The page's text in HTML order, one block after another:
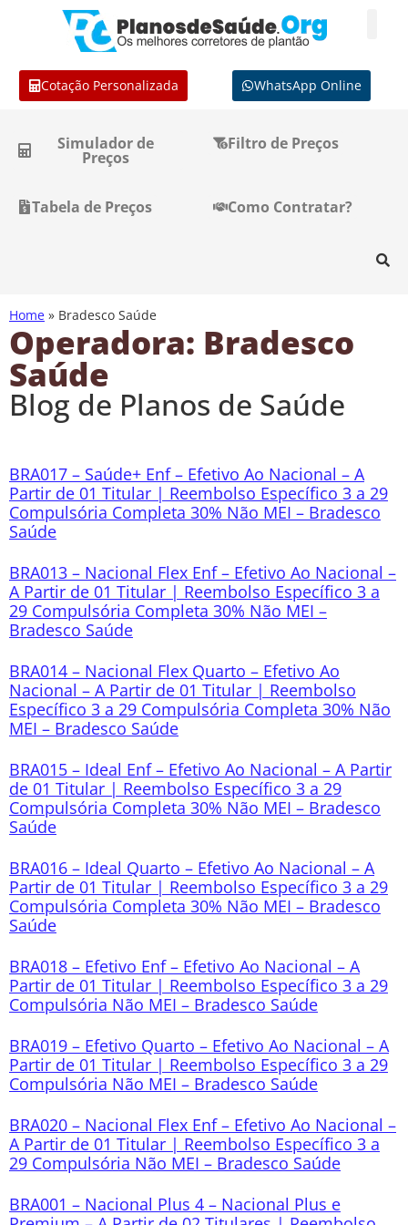
Cotação Personalizada WhatsApp Online
Simulador de
Preços
Filtro de Preços
Tabela de Preços Como Contratar?
Home » Bradesco Saúde
Operadora: Bradesco
Saúde
Blog de Planos de Saúde
BRA017 – Saúde+ Enf – Efetivo Ao Nacional – A
Partir de 01 Titular | Reembolso Específico 3 a 29
Compulsória Completa 30% Não MEI – Bradesco
Saúde
BRA013 – Nacional Flex Enf – Efetivo Ao Nacional –
A Partir de 01 Titular | Reembolso Específico 3 a
29 Compulsória Completa 30% Não MEI –
Bradesco Saúde
BRA014 – Nacional Flex Quarto – Efetivo Ao
Nacional – A Partir de 01 Titular | Reembolso
Específico 3 a 29 Compulsória Completa 30% Não
MEI – Bradesco Saúde
BRA015 – Ideal Enf – Efetivo Ao Nacional – A Partir
de 01 Titular | Reembolso Específico 3 a 29
Compulsória Completa 30% Não MEI – Bradesco
Saúde
BRA016 – Ideal Quarto – Efetivo Ao Nacional – A
Partir de 01 Titular | Reembolso Específico 3 a 29
Compulsória Completa 30% Não MEI – Bradesco
Saúde
BRA018 – Efetivo Enf – Efetivo Ao Nacional – A
Partir de 01 Titular | Reembolso Específico 3 a 29
Compulsória Não MEI – Bradesco Saúde
BRA019 – Efetivo Quarto – Efetivo Ao Nacional – A
Partir de 01 Titular | Reembolso Específico 3 a 29
Compulsória Não MEI – Bradesco Saúde
BRA020 – Nacional Flex Enf – Efetivo Ao Nacional –
A Partir de 01 Titular | Reembolso Específico 3 a
29 Compulsória Não MEI – Bradesco Saúde
BRA001 – Nacional Plus 4 – Nacional Plus e